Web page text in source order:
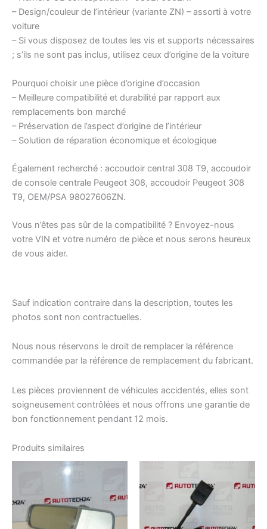
– Design/couleur de l’intérieur (variante ZN) – assorti à votre
voiture
– Si vous disposez de toutes les vis et supports nécessaires
; s’ils ne sont pas inclus, utilisez ceux d’origine de la voiture
Pourquoi choisir une pièce d’origine d’occasion
– Meilleure compatibilité et durabilité par rapport aux
remplacements bon marché
– Préservation de l’aspect d’origine de l’intérieur
– Solution de réparation économique et écologique
Également recherché : accoudoir central 308 T9, accoudoir
de console centrale Peugeot 308, accoudoir Peugeot 308
T9, OEM/PSA 98027606ZN.
Vous n’êtes pas sûr de la compatibilité ? Envoyez-nous
votre VIN et votre numéro de pièce et nous serons heureux
de vous aider.
Sauf indication contraire dans la description, toutes les
photos sont non contractuelles.
Nous nous réservons le droit de remplacer la référence
commandée par la référence de remplacement du fabricant.
Les pièces proviennent de véhicules accidentés, elles sont
soigneusement contrôlées et nous offrons une garantie de
bon fonctionnement pendant 12 mois.
Produits similaires